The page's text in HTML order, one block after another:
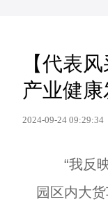
【代表
产业健康
2024-09-24 09:29:34
“我反映
园区内大